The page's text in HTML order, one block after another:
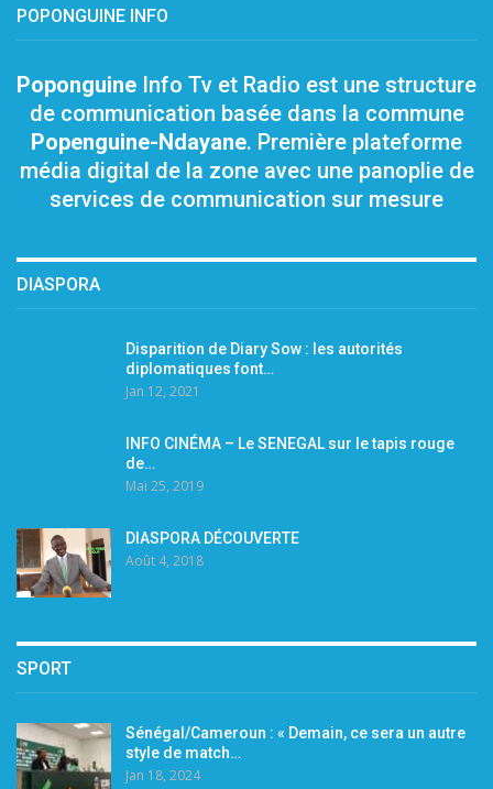
POPONGUINE INFO
Poponguine Info Tv et Radio est une structure
de communication basée dans la commune
Popenguine-Ndayane. Première plateforme
média digital de la zone avec une panoplie de
services de communication sur mesure
DIASPORA
Disparition de Diary Sow : les autorités
diplomatiques font…
Jan 12, 2021
INFO CINÉMA – Le SENEGAL sur le tapis rouge
de…
Mai 25, 2019
DIASPORA DÉCOUVERTE
Août 4, 2018
SPORT
Sénégal/Cameroun : « Demain, ce sera un autre
style de match…
Jan 18, 2024